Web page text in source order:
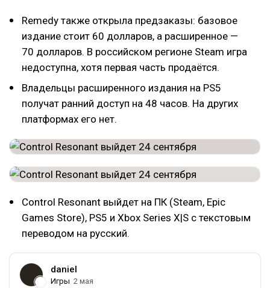
Remedy также открыла предзаказы: базовое
издание стоит 60 долларов, а расширенное —
70 долларов. В российском регионе Steam игра
недоступна, хотя первая часть продаётся.
Владельцы расширенного издания на PS5
получат ранний доступ на 48 часов. На других
платформах его нет.
Control Resonant выйдет на ПК (Steam, Epic
Games Store), PS5 и Xbox Series X|S c текстовым
переводом на русский.
daniel
Игры 2 мая